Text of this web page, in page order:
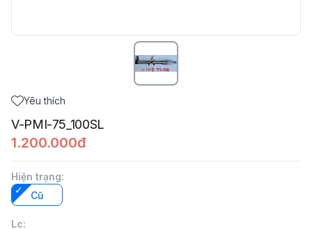
Yêu thích
V-PMI-75_100SL
1.200.000đ
Hiện trạng:
Cũ
Lc: